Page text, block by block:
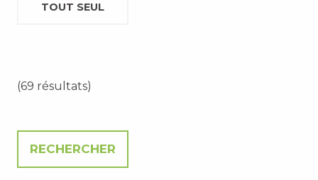
TOUT SEUL
(69 résultats)